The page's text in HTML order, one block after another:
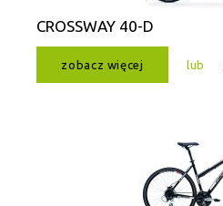
CROSSWAY 40-D
zobacz więcej lub